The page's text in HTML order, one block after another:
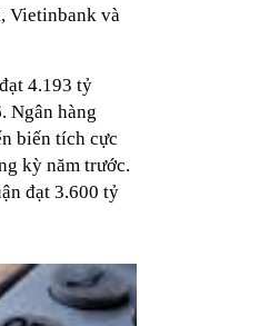
5
Vietinbank và
4.193 tỷ
Ngân hàng
biến tích cực
kỳ năm trước.
đạt 3.600 tỷ